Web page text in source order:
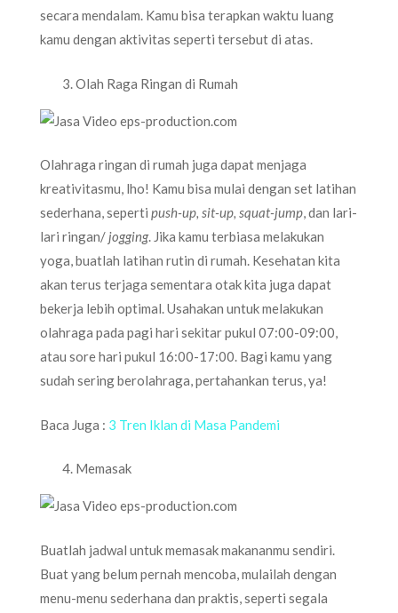
secara mendalam. Kamu bisa terapkan waktu luang
kamu dengan aktivitas seperti tersebut di atas.
Olah Raga Ringan di Rumah
Olahraga ringan di rumah juga dapat menjaga
kreativitasmu, lho! Kamu bisa mulai dengan set latihan
sederhana, seperti push-up, sit-up, squat-jump, dan lari-
lari ringan/ jogging. Jika kamu terbiasa melakukan
yoga, buatlah latihan rutin di rumah. Kesehatan kita
akan terus terjaga sementara otak kita juga dapat
bekerja lebih optimal. Usahakan untuk melakukan
olahraga pada pagi hari sekitar pukul 07:00-09:00,
atau sore hari pukul 16:00-17:00. Bagi kamu yang
sudah sering berolahraga, pertahankan terus, ya!
Baca Juga : 3 Tren Iklan di Masa Pandemi
Memasak
Buatlah jadwal untuk memasak makananmu sendiri.
Buat yang belum pernah mencoba, mulailah dengan
menu-menu sederhana dan praktis, seperti segala